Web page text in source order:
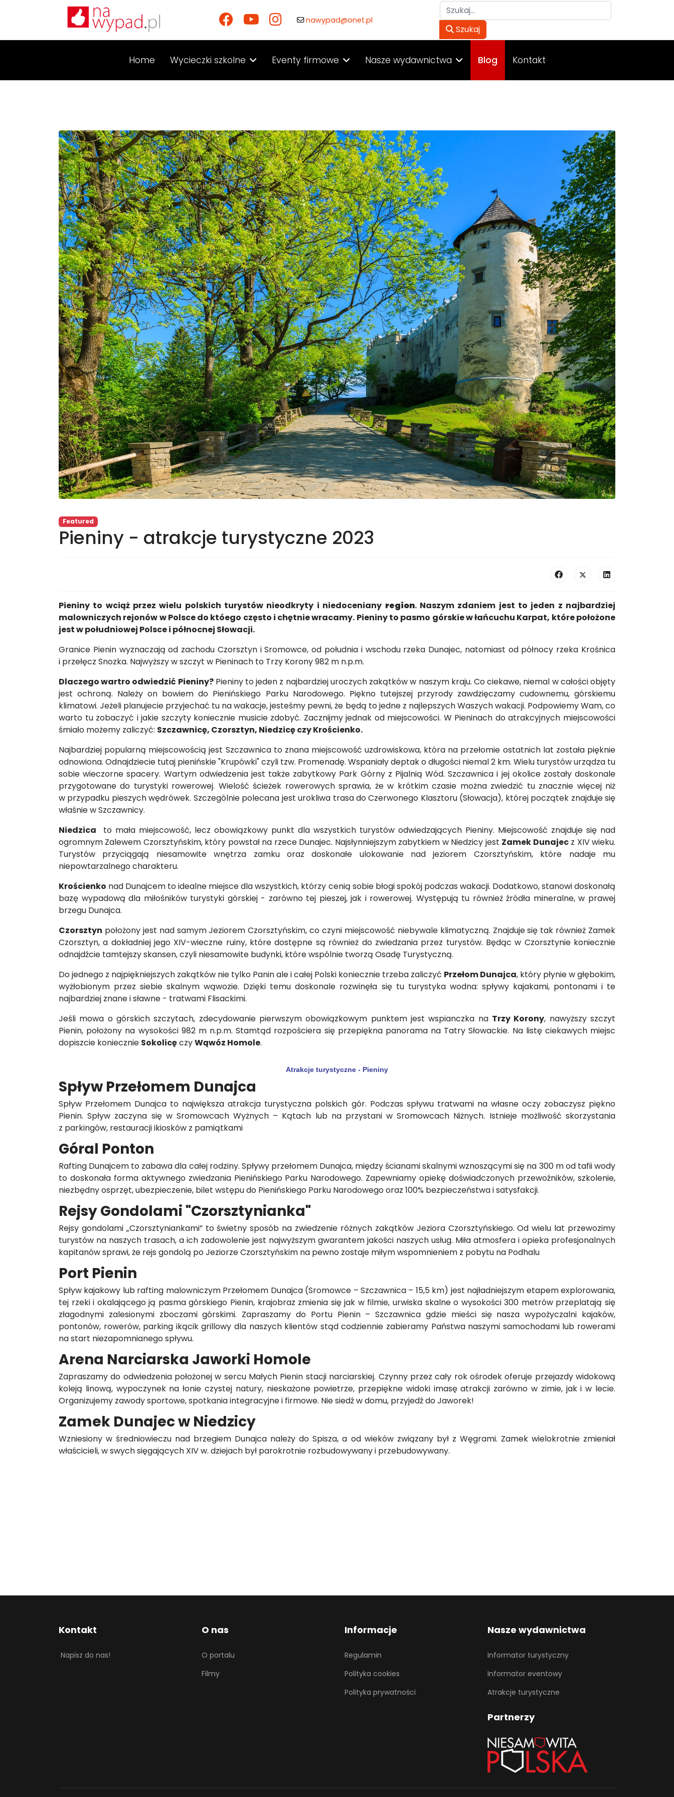
nawypad@onet.pl
Szukaj
Szukaj
Home Wycieczki szkolne Eventy firmowe Nasze wydawnictwa Blog Kontakt
Featured
Pieniny - atrakcje turystyczne 2023
Pieniny to wciąż przez wielu polskich turystów nieodkryty i niedoceniany region. Naszym zdaniem jest to jeden z najbardziej
malowniczych rejonów w Polsce do któego często i chętnie wracamy. Pieniny to pasmo górskie w łańcuchu Karpat, które położone
jest w południowej Polsce i północnej Słowacji.
Granice Pienin wyznaczają od zachodu Czorsztyn i Sromowce, od południa i wschodu rzeka Dunajec, natomiast od północy rzeka Krośnica
i przełęcz Snozka. Najwyższy w szczyt w Pieninach to Trzy Korony 982 m n.p.m.
Dlaczego wartro odwiedzić Pieniny?Pieniny to jeden z najbardziej uroczych zakątków w naszym kraju. Co ciekawe, niemal w całości objęty
jest ochroną. Należy on bowiem do Pienińskiego Parku Narodowego. Piękno tutejszej przyrody zawdzięczamy cudownemu, górskiemu
klimatowi. Jeżeli planujecie przyjechać tu na wakacje, jesteśmy pewni, że będą to jedne z najlepszych Waszych wakacji. Podpowiemy Wam, co
warto tu zobaczyć i jakie szczyty koniecznie musicie zdobyć. Zacznijmy jednak od miejscowości. W Pieninach do atrakcyjnych miejscowości
śmiało możemy zaliczyć: Szczawnicę, Czorsztyn, Niedzicę czy Krościenko.
Najbardziej popularną miejscowością jest Szczawnica to znana miejscowość uzdrowiskowa, która na przełomie ostatnich lat została pięknie
odnowiona. Odnajdziecie tutaj pienińskie "Krupówki" czyli tzw. Promenadę. Wspaniały deptak o długości niemal 2 km. Wielu turystów urządza tu
sobie wieczorne spacery. Wartym odwiedzenia jest także zabytkowy Park Górny z Pijalnią Wód. Szczawnica i jej okolice zostały doskonale
przygotowane do turystyki rowerowej. Wielość ścieżek rowerowych sprawia, że w krótkim czasie można zwiedzić tu znacznie więcej niż
w przypadku pieszych wędrówek. Szczególnie polecana jest urokliwa trasa do Czerwonego Klasztoru (Słowacja), której początek znajduje się
właśnie w Szczawnicy.
Niedzica to mała miejscowość, lecz obowiązkowy punkt dla wszystkich turystów odwiedzających Pieniny. Miejscowość znajduje się nad
ogromnym Zalewem Czorsztyńskim, który powstał na rzece Dunajec. Najsłynniejszym zabytkiem w Niedzicy jest Zamek Dunajecz XIV wieku.
Turystów przyciągają niesamowite wnętrza zamku oraz doskonałe ulokowanie nad jeziorem Czorsztyńskim, które nadaje mu
niepowtarzalnego charakteru.
Krościenko nad Dunajcem to idealne miejsce dla wszystkich, którzy cenią sobie błogi spokój podczas wakacji. Dodatkowo, stanowi doskonałą
bazę wypadową dla miłośników turystyki górskiej - zarówno tej pieszej, jak i rowerowej. Występują tu również źródła mineralne, w prawej
brzegu Dunajca.
Czorsztyn położony jest nad samym Jeziorem Czorsztyńskim, co czyni miejscowość niebywale klimatyczną. Znajduje się tak również Zamek
Czorsztyn, a dokładniej jego XIV-wieczne ruiny, które dostępne są również do zwiedzania przez turystów. Będąc w Czorsztynie koniecznie
odnajdźcie tamtejszy skansen, czyli niesamowite budynki, które wspólnie tworzą Osadę Turystyczną.
Do jednego z najpiękniejszych zakątków nie tylko Panin ale i całej Polski koniecznie trzeba zaliczyć Przełom Dunajca, który płynie w głębokim,
wyżłobionym przez siebie skalnym wąwozie. Dzięki temu doskonale rozwinęła się tu turystyka wodna: spływy kajakami, pontonami i te
najbardziej znane i sławne - tratwami Flisackimi.
Jeśli mowa o górskich szczytach, zdecydowanie pierwszym obowiązkowym punktem jest wspianczka na Trzy Korony, nawyższy szczyt
Pienin, położony na wysokości 982 m n.p.m. Stamtąd rozpościera się przepiękna panorama na Tatry Słowackie. Na listę ciekawych miejsc
dopiszcie koniecznie SokolicęczyWąwóz Homole.
Atrakcje turystyczne - Pieniny
Spływ Przełomem Dunajca
Spływ Przełomem Dunajca to największa atrakcja turystyczna polskich gór. Podczas spływu tratwami na własne oczy zobaczysz piękno
Pienin. Spływ zaczyna się w Sromowcach Wyżnych – Kątach lub na przystani w Sromowcach Niżnych. Istnieje możliwość skorzystania
z parkingów, restauracji ikiosków z pamiątkami
Góral Ponton
Rafting Dunajcem to zabawa dla całej rodziny. Spływy przełomem Dunajca, między ścianami skalnymi wznoszącymi się na 300 m od tafii wody
to doskonała forma aktywnego zwiedzania Pienińskiego Parku Narodowego. Zapewniamy opiekę doświadczonych przewoźników, szkolenie,
niezbędny osprzęt, ubezpieczenie, bilet wstępu do Pienińskiego Parku Narodowego oraz 100% bezpieczeństwa i satysfakcji.
Rejsy Gondolami "Czorsztynianka"
Rejsy gondolami „Czorsztyniankami” to świetny sposób na zwiedzenie różnych zakątków Jeziora Czorsztyńskiego. Od wielu lat przewozimy
turystów na naszych trasach, a ich zadowolenie jest najwyższym gwarantem jakości naszych usług. Miła atmosfera i opieka profesjonalnych
kapitanów sprawi, że rejs gondolą po Jeziorze Czorsztyńskim na pewno zostaje miłym wspomnieniem z pobytu na Podhalu
Port Pienin
Spływ kajakowy lub rafting malowniczym Przełomem Dunajca (Sromowce – Szczawnica – 15,5 km) jest najładniejszym etapem explorowania,
tej rzeki i okalającego ją pasma górskiego Pienin, krajobraz zmienia się jak w filmie, urwiska skalne o wysokości 300 metrów przeplatają się
złagodnymi zalesionymi zboczami górskimi. Zapraszamy do Portu Pienin – Szczawnica gdzie mieści się nasza wypożyczalni kajaków,
pontonów, rowerów, parking ikącik grillowy dla naszych klientów stąd codziennie zabieramy Państwa naszymi samochodami lub rowerami
na start niezapomnianego spływu.
Arena Narciarska Jaworki Homole
Zapraszamy do odwiedzenia położonej w sercu Małych Pienin stacji narciarskiej. Czynny przez cały rok ośrodek oferuje przejazdy widokową
koleją linową, wypoczynek na łonie czystej natury, nieskażone powietrze, przepiękne widoki imasę atrakcji zarówno w zimie, jak i w lecie.
Organizujemy zawody sportowe, spotkania integracyjne i firmowe. Nie siedź w domu, przyjedź do Jaworek!
Zamek Dunajec w Niedzicy
Wzniesiony w średniowieczu nad brzegiem Dunajca należy do Spisza, a od wieków związany był z Węgrami. Zamek wielokrotnie zmieniał
właścicieli, w swych sięgających XIV w. dziejach był parokrotnie rozbudowywany i przebudowywany.
Kontakt
Napisz do nas!
O nas
O portalu
Filmy
Informacje
Regulamin
Polityka cookies
Polityka prywatności
Nasze wydawnictwa
Informator turystyczny
Informator eventowy
Atrakcje turystyczne
Partnerzy